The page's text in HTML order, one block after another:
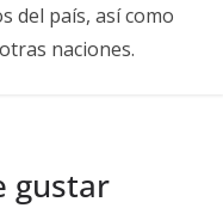
del país, así como
naciones.
gustar